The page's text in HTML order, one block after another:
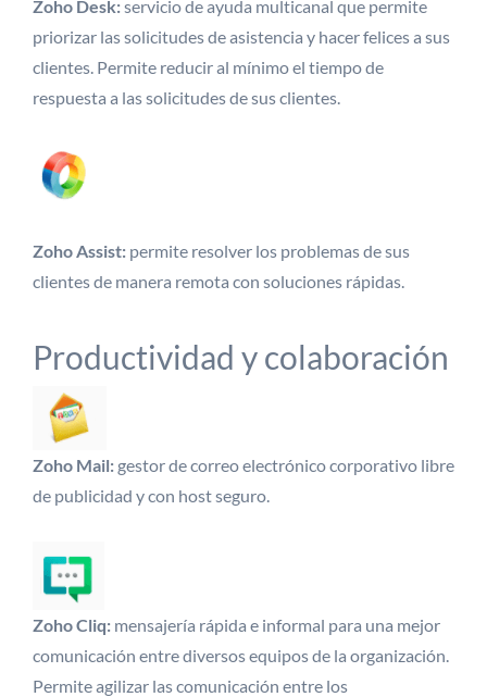
Zoho Desk:servicio de ayuda multicanal que permite
priorizar las solicitudes de asistencia y hacer felices a sus
clientes. Permite reducir al mínimo el tiempo de
respuesta a las solicitudes de sus clientes.
Zoho Assist: permite resolver los problemas de sus
clientes de manera remota con soluciones rápidas.
Productividad y colaboración
Zoho Mail: gestor de correo electrónico corporativo libre
de publicidad y con host seguro.
Zoho Cliq: mensajería rápida e informal para una mejor
comunicación entre diversos equipos de la organización.
Permite agilizar las comunicación entre los